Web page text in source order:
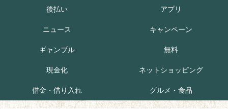
後払い アプリ
ニュース キャンペーン
ギャンブル 無料
現金化 ネットショッピング
借金・借り入れ グルメ・食品